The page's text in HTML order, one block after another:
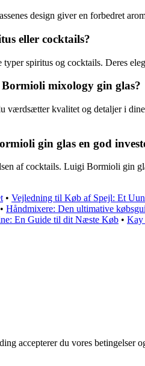
design giver en forbedret
eller cocktails?
spiritus og cocktails. Deres
mixology gin glas?
kvalitet og detaljer i
gin glas en god
af cocktails. Luigi Bormioli gin
• Vejledning til Køb af Spejl: Et
• Håndmixere: Den ultimative
En Guide til dit Næste Køb • Kay
accepterer du vores betingelser